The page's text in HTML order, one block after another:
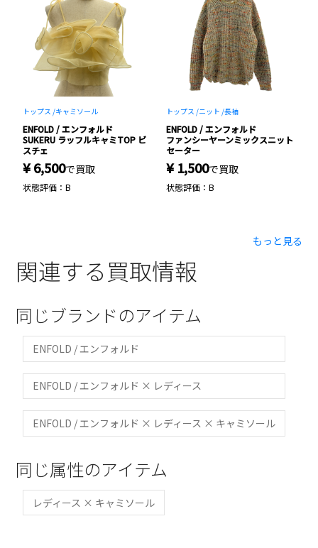
トップス /キャミソール
ENFOLD / エンフォルド
SUKERU ラッフルキャミTOP ビ
スチェ
¥ 6,500で買取
状態評価：B
トップス /ニット /長袖
ENFOLD / エンフォルド
ファンシーヤーンミックスニット
セーター
¥ 1,500で買取
状態評価：B
もっと見る
関連する買取情報
同じブランドのアイテム
ENFOLD / エンフォルド
ENFOLD / エンフォルド × レディース
ENFOLD / エンフォルド × レディース × キャミソール
同じ属性のアイテム
レディース × キャミソール